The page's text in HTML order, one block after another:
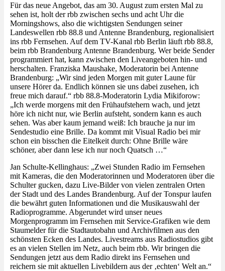
Für das neue Angebot, das am 30. August zum ersten Mal zu
sehen ist, holt der rbb zwischen sechs und acht Uhr die
Morningshows, also die wichtigsten Sendungen seiner
Landeswellen rbb 88.8 und Antenne Brandenburg, regionalisiert
ins rbb Fernsehen. Auf dem TV-Kanal rbb Berlin läuft rbb 88.8,
beim rbb Brandenburg Antenne Brandenburg. Wer beide Sender
programmiert hat, kann zwischen den Liveangeboten hin- und
herschalten. Franziska Maushake, Moderatorin bei Antenne
Brandenburg: „Wir sind jeden Morgen mit guter Laune für
unsere Hörer da. Endlich können sie uns dabei zusehen, ich
freue mich darauf.“ rbb 88.8-Moderatorin Lydia Mikiforow:
„Ich werde morgens mit den Frühaufstehern wach, und jetzt
höre ich nicht nur, wie Berlin aufsteht, sondern kann es auch
sehen. Was aber kaum jemand weiß: Ich brauche ja nur im
Sendestudio eine Brille. Da kommt mit Visual Radio bei mir
schon ein bisschen die Eitelkeit durch: Ohne Brille wäre
schöner, aber dann lese ich nur noch Quatsch …“
Jan Schulte-Kellinghaus: „Zwei Stunden Radio im Fernsehen
mit Kameras, die den Moderatorinnen und Moderatoren über die
Schulter gucken, dazu Live-Bilder von vielen zentralen Orten
der Stadt und des Landes Brandenburg. Auf der Tonspur laufen
die bewährt guten Informationen und die Musikauswahl der
Radioprogramme. Abgerundet wird unser neues
Morgenprogramm im Fernsehen mit Service-Grafiken wie dem
Staumelder für die Stadtautobahn und Archivfilmen aus den
schönsten Ecken des Landes. Livestreams aus Radiostudios gibt
es an vielen Stellen im Netz, auch beim rbb. Wir bringen die
Sendungen jetzt aus dem Radio direkt ins Fernsehen und
reichern sie mit aktuellen Livebildern aus der ‚echten‘ Welt an.“